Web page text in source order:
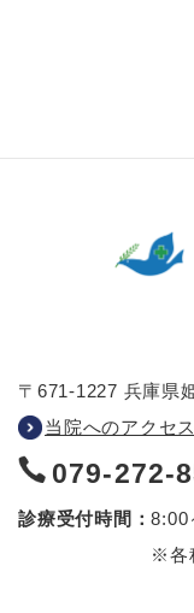
〒671-1227 兵庫県
当院へのアクセス
079-272-
診療受付時間：
※各